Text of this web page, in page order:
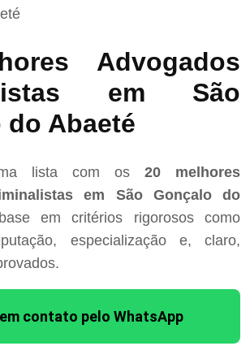
Advogados
em São
do Abaeté
lista com os 20 melhores
em São Gonçalo do
em critérios rigorosos como
especialização e, claro,
contato pelo WhatsApp